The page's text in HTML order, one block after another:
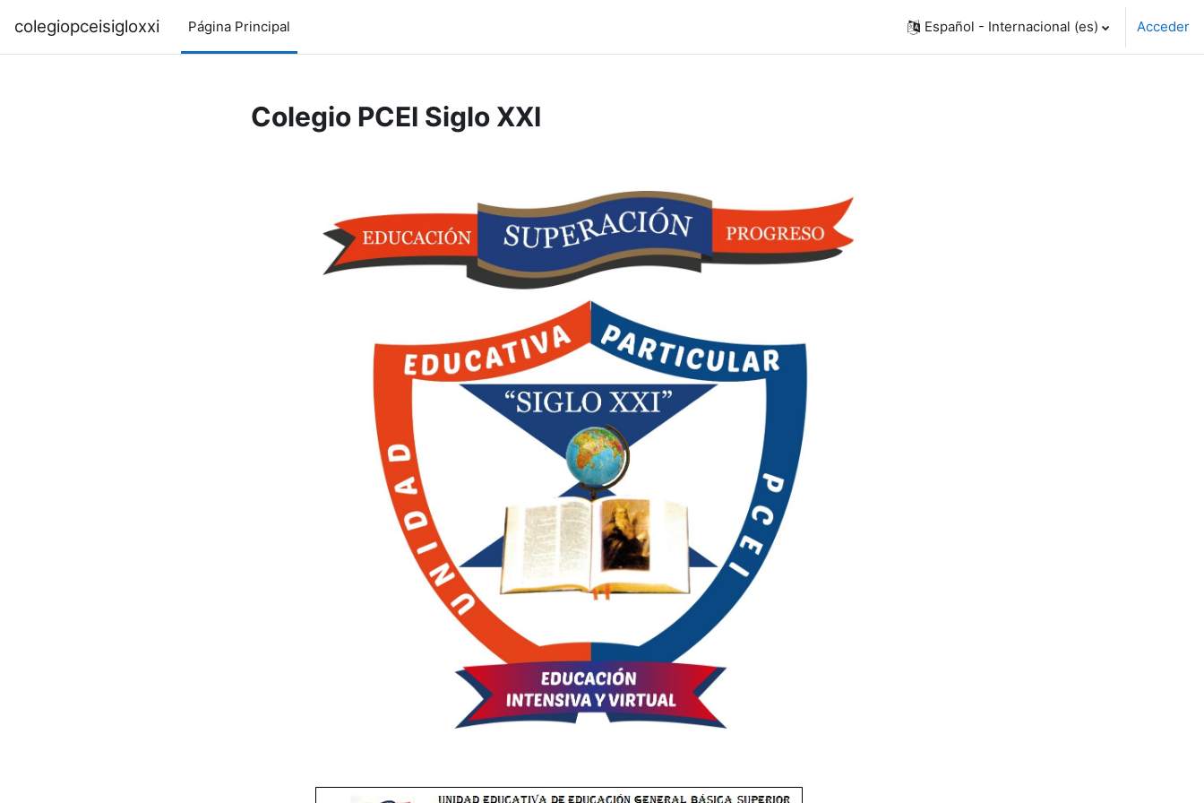
colegiopceisigloxxi Página Principal Español - Internacional ‎(es)‎ Acceder
Colegio PCEI Siglo XXI